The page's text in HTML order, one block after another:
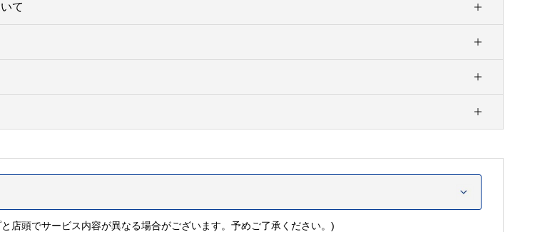
て
店頭でサービス内容が異なる場合がございます。予めご了承ください。)